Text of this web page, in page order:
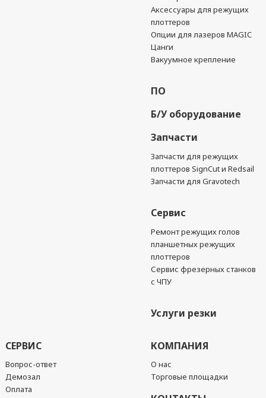
Аксессуары для режущих
плоттеров
Опции для лазеров MAGIC
Цанги
Вакуумное крепление
ПО
Б/У оборудование
Запчасти
Запчасти для режущих
плоттеров SignCut и Redsail
Запчасти для Gravotech
Сервис
Ремонт режущих голов
планшетных режущих
плоттеров
Сервис фрезерных станков
с ЧПУ
Услуги резки
СЕРВИС
Вопрос-ответ
Демозал
Оплата
КОМПАНИЯ
О нас
Торговые площадки